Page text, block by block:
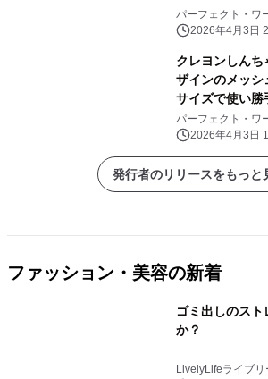
けのアレンジし
パーフェクト・ワ
2026年4月3日
クレヨンしん
ザインのメッシ
サイズで使い勝
行にぜひ！
パーフェクト・ワ
2026年4月3日
発行者のリリースをもっと
ファッション・美容の新着
ゴミ出しのス
か？
LivelyLifeライブ